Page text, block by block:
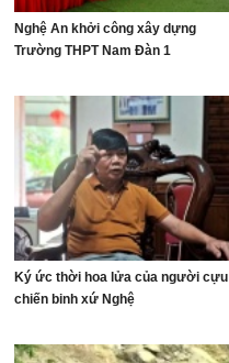
Nghệ An khởi công xây dựng
Trường THPT Nam Đàn 1
Ký ức thời hoa lửa của người cựu
chiến binh xứ Nghệ